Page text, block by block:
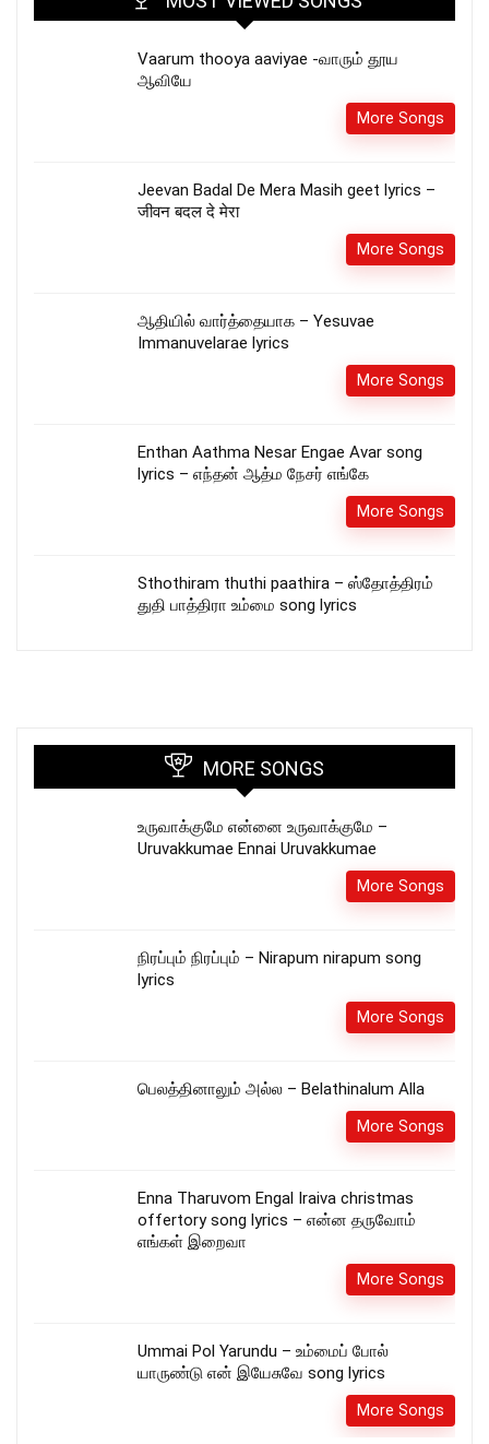
Vaarum thooya aaviyae -வாரும் தூய
ஆவியே
More Songs
Jeevan Badal De Mera Masih geet lyrics –
जीवन बदल दे मेरा
More Songs
ஆதியில் வார்த்தையாக – Yesuvae
Immanuvelarae lyrics
More Songs
Enthan Aathma Nesar Engae Avar song
lyrics – எந்தன் ஆத்ம நேசர் எங்கே
More Songs
Sthothiram thuthi paathira – ஸ்தோத்திரம்
துதி பாத்திரா உம்மை song lyrics
MORE SONGS
உருவாக்குமே என்னை உருவாக்குமே –
Uruvakkumae Ennai Uruvakkumae
More Songs
நிரப்பும் நிரப்பும் – Nirapum nirapum song
lyrics
More Songs
பெலத்தினாலும் அல்ல – Belathinalum Alla
More Songs
Enna Tharuvom Engal Iraiva christmas
offertory song lyrics – என்ன தருவோம்
எங்கள் இறைவா
More Songs
Ummai Pol Yarundu – உம்மைப் போல்
யாருண்டு என் இயேசுவே song lyrics
More Songs